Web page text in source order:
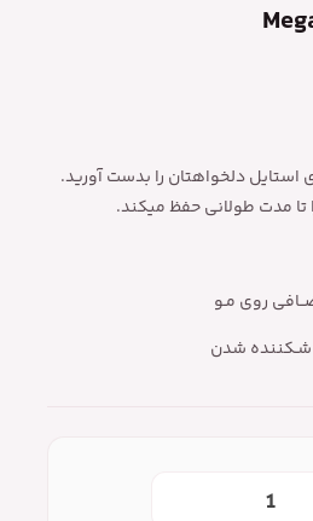
استایل دلخواهتان را بدست آورید.
تا مدت طولانی حفظ میکند.
روی مـو
شـکننده شدن